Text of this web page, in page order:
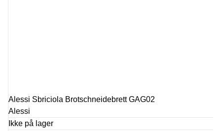
Alessi Sbriciola Brotschneidebrett GAG02
Alessi
Ikke på lager